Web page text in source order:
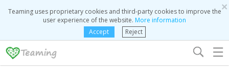
×
Teaming uses proprietary cookies and third-party cookies to improve the
user experience of the website. More information
Accept
Reject
☰